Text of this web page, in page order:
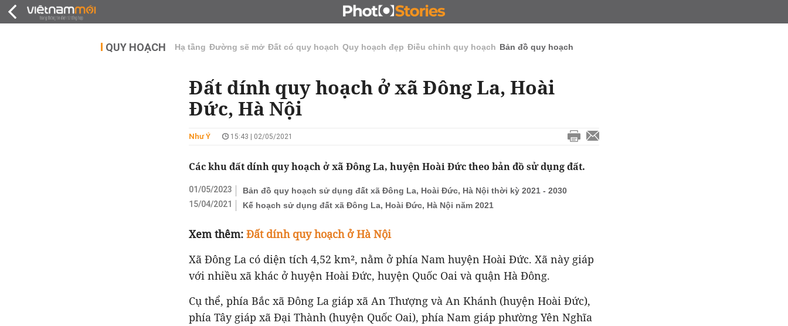
ĐẤU GIÁ - ĐẤU THẦU KINH DOANH
QUY HOẠCH Hạ tầng Đường sẽ mở Đất có quy hoạch Quy hoạch đẹp Điều chỉnh quy hoạch Bản đồ quy hoạch
Đất dính quy hoạch ở xã Đông La, Hoài
Đức, Hà Nội
Như Ý 15:43 | 02/05/2021
Các khu đất dính quy hoạch ở xã Đông La, huyện Hoài Đức theo bản đồ sử dụng đất.
01/05/2023
Bản đồ quy hoạch sử dụng đất xã Đông La, Hoài Đức, Hà Nội thời kỳ 2021 - 2030
15/04/2021
Kế hoạch sử dụng đất xã Đông La, Hoài Đức, Hà Nội năm 2021
Xem thêm: Đất dính quy hoạch ở Hà Nội
Xã Đông La có diện tích 4,52 km², nằm ở phía Nam huyện Hoài Đức. Xã này giáp
với nhiều xã khác ở huyện Hoài Đức, huyện Quốc Oai và quận Hà Đông.
Cụ thể, phía Bắc xã Đông La giáp xã An Thượng và An Khánh (huyện Hoài Đức),
phía Tây giáp xã Đại Thành (huyện Quốc Oai), phía Nam giáp phường Yên Nghĩa